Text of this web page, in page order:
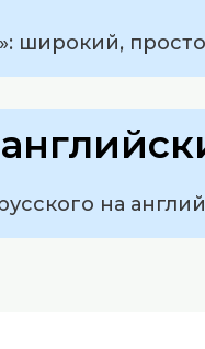
широкий,
на